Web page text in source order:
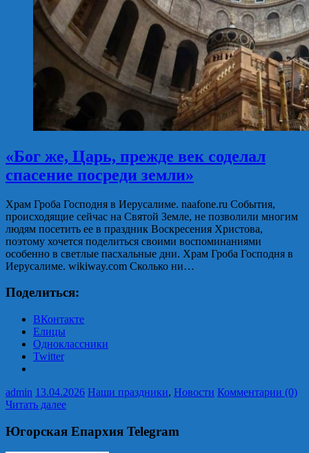
«Бог же, Царь, прежде век соделал
спасение посреди земли»
Храм Гроба Господня в Иерусалиме. naafone.ru События,
происходящие сейчас на Святой Земле, не позволили многим
людям посетить ее в праздник Воскресения Христова,
поэтому хочется поделиться своими воспоминаниями
особенно в светлые пасхальные дни. Храм Гроба Господня в
Иерусалиме. wikiway.com Сколько ни…
Поделиться:
ВКонтакте
Елицы
Одноклассники
Twitter
admin 13.04.2026 Наши праздники, Новости Комментарии (0)
Читать далее
Югорская Епархия Telegram